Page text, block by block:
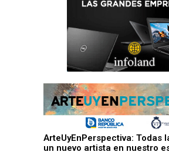
ArteUyEnPerspectiva: Todas
un nuevo artista en nuestro